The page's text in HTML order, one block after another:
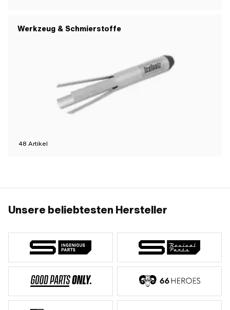
Werkzeug & Schmierstoffe
48 Artikel
Unsere beliebtesten Hersteller